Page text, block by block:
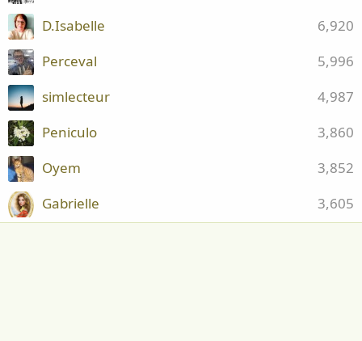
6,920
D.Isabelle
5,996
Perceval
4,987
simlecteur
3,860
Peniculo
3,852
Oyem
3,605
Gabrielle